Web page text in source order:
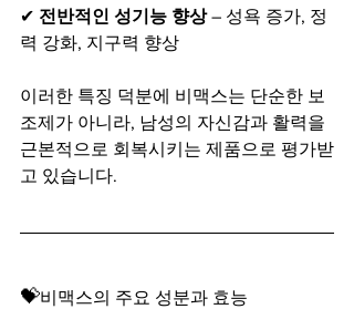
✔ 전반적인 성기능 향상 – 성욕 증가, 정
력 강화, 지구력 향상
이러한 특징 덕분에 비맥스는 단순한 보
조제가 아니라, 남성의 자신감과 활력을
근본적으로 회복시키는 제품으로 평가받
고 있습니다.
💝비맥스의 주요 성분과 효능